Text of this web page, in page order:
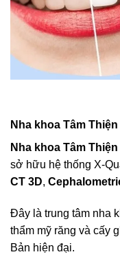
Nha khoa Tâm Thiện
Nha khoa Tâm Thiện
sở hữu hệ thống X-
CT 3D,
Đây là trung tâm nha
thẩm mỹ răng và cấy
Bản hiện đại.